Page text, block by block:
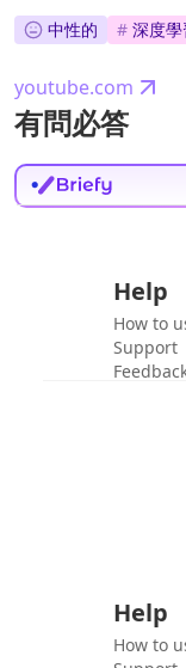
中性的 # 深度學
youtube.com
有問必答
Help
How to
Support
Help
How to